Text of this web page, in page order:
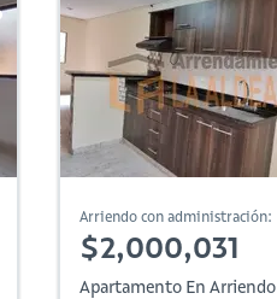
Arriendo con administración:
$2,000,031
Apartamento En Arriendo